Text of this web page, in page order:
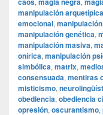
manipulación arquetípica
emocional,
manipulación genética,
manipulación masiva,
onírica, manipulación
simbólica, matrix,
consensuada, mentiras
misticismo,
obediencia, obediencia
opresión, oscurantismo,